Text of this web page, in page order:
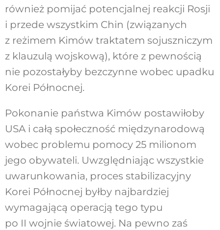
również pomijać potencjalnej reakcji Rosji
i przede wszystkim Chin (związanych
z reżimem Kimów traktatem sojuszniczym
z klauzulą wojskową), które z pewnością
nie pozostałyby bezczynne wobec upadku
Korei Północnej.
Pokonanie państwa Kimów postawiłoby
USA i całą społeczność międzynarodową
wobec problemu pomocy 25 milionom
jego obywateli. Uwzględniając wszystkie
uwarunkowania, proces stabilizacyjny
Korei Północnej byłby najbardziej
wymagającą operacją tego typu
po II wojnie światowej. Na pewno zaś